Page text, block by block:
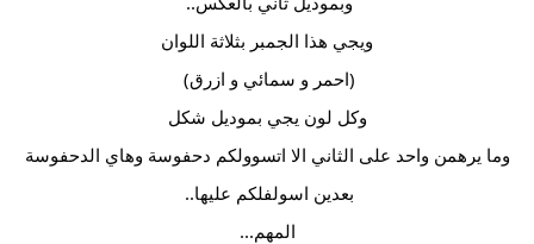
ويجي هذا الجمبر بثلاثة اللوان
(احمر و سمائي و ازرق)
وكل لون يجي بموديل شكل
بعدين اسولفلكم عليها..
المهم...